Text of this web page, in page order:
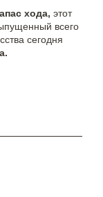
хода, этот
всего
сегодня